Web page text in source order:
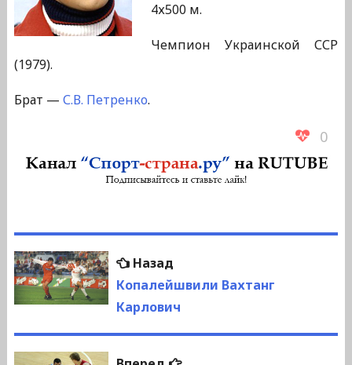
4х500 м.
Чемпион Украинской ССР
(1979).
Брат — С.В. Петренко.
0
Навигация
по
НазадПредыдущая
запись:
Копалейшвили Вахтанг
Карлович